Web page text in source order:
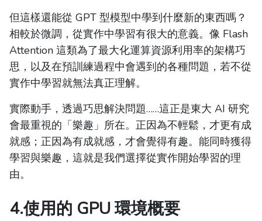
但這樣還能從 GPT 型模型中學到什麼新的東西嗎？
相較於微調，從實作中學習有很大的意義。像 Flash
Attention 這類為了最大化運算資源利用率的架構巧
思，以及在預訓練過程中會遇到的各種問題，若不從
實作中學習就無法真正理解。
實際動手，透過巧思解決問題……這正是東大 AI 研究
會最重視的「樂趣」所在。正因為不輕鬆，才更有成
就感；正因為有成就感，才會覺得有趣。能同時獲得
學習與樂趣，這就是我們選擇從實作開始學習的理
由。
4.使用的 GPU 環境概要